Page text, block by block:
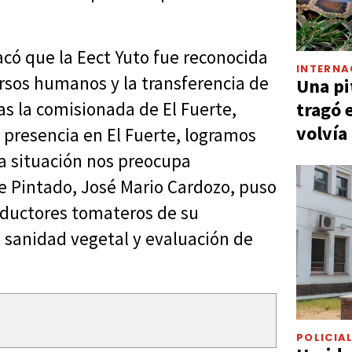
que la Eect Yuto fue reconocida
humanos y la transferencia de
la comisionada de El Fuerte,
en El Fuerte, logramos
situación nos preocupa
José Mario Cardozo, puso
tomateros de su
vegetal y evaluación de
Una
tragó
volvía